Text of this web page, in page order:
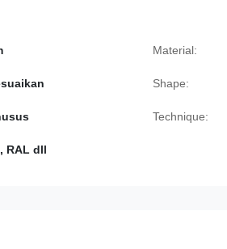
Material:
Shape:
Technique:
RAL dll